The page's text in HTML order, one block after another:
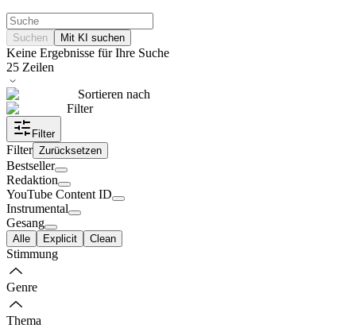
Suchen Mit KI suchen
Keine Ergebnisse für Ihre Suche
25 Zeilen
Sortieren nach
Filter
Filter
Filter Zurücksetzen
Bestseller
Redaktion
YouTube Content ID
Instrumental
Gesang
Alle Explicit Clean
Stimmung
Genre
Thema